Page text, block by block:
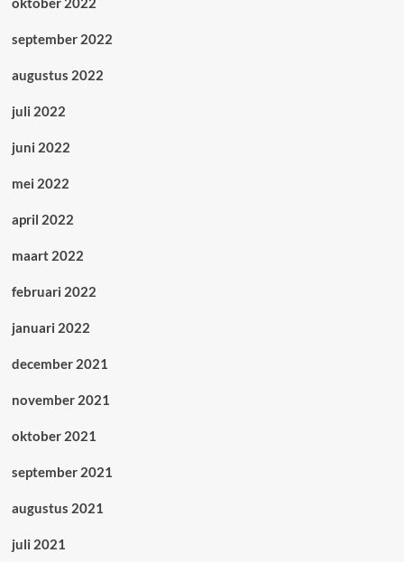
september 2022
augustus 2022
juli 2022
juni 2022
mei 2022
april 2022
maart 2022
februari 2022
januari 2022
december 2021
november 2021
oktober 2021
september 2021
augustus 2021
juli 2021